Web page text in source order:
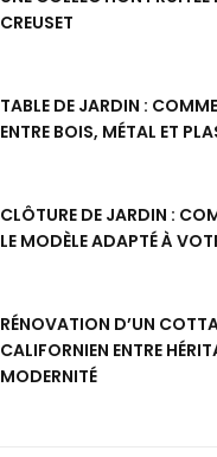
CREUSET
TABLE DE JARDIN :
ENTRE BOIS, MÉTAL ET
CLÔTURE DE JARDIN :
LE MODÈLE ADAPTÉ À
RÉNOVATION D’UN
CALIFORNIEN ENTRE
MODERNITÉ